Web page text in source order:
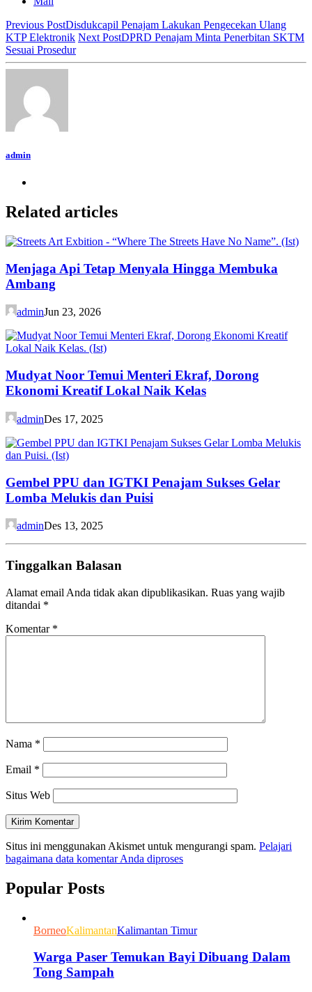
Previous PostDisdukcapil Penajam Lakukan Pengecekan Ulang
KTP Elektronik Next PostDPRD Penajam Minta Penerbitan SKTM
Sesuai Prosedur
admin
Related articles
Menjaga Api Tetap Menyala Hingga Membuka
Ambang
adminJun 23, 2026
Mudyat Noor Temui Menteri Ekraf, Dorong
Ekonomi Kreatif Lokal Naik Kelas
adminDes 17, 2025
Gembel PPU dan IGTKI Penajam Sukses Gelar
Lomba Melukis dan Puisi
adminDes 13, 2025
Tinggalkan Balasan
Alamat email Anda tidak akan dipublikasikan. Ruas yang wajib
ditandai *
Komentar *
Nama *
Email *
Situs Web
Situs ini menggunakan Akismet untuk mengurangi spam. Pelajari
bagaimana data komentar Anda diproses
Popular Posts
BorneoKalimantanKalimantan Timur
Warga Paser Temukan Bayi Dibuang Dalam
Tong Sampah